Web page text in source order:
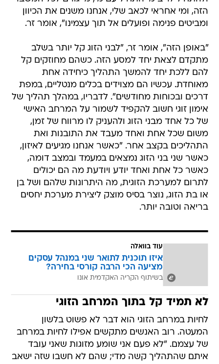
הזה, ומי אחראי לכאב שלי, אנחנו משנים את הכיוון
ומביטים פנימה ופועלים אל תוך עצמינו", אומר זר.
"באופן הזה", אומר זר, "לבני הזוג קל יותר בשלב
מתקדם לצאת יחד למסע הזה. כשהם מחוזקים קל
להם ללכת יחד להמשך התהליך כיחידה אחת
מאוחדת. עכשיו הם מצוידים בכלים מנטליים, במפת
דרכים ובכוחות מחודשים". לדבריו, במהלך תהליך של
אימון זוגי חשוב להקפיד לשמור על המרחב האישי
של כל אחד מבני הזוג ולהעניק לו מרווח של זמן,
משום שכל אחת ואחד מעבד את התובנות ואת
התהליכים בקצב אחר. "כאשר אנחנו מגיעים לאיזון,
כאשר שני בני הזוג נמצאים במעמד ובמצב דומה,
כאשר כל אחת ואחד יודע ויודעת מה הם יכולים
לתרום למערכת הזוגית, מה היתרונות שלהם ושל בן
או בת הזוג, נוצר בסיס מוצק ליצירת מערכת יחסים
בריאה וטובה יותר.
עוד בוואלה
איזו תוכנית לתואר שני במנהל עסקים
מציעה הכי הרבה קורסי בחירה?
בשיתוף הקריה האקדמית אונו
לא תמיד קל בתוך המרחב הזוגי
לחיות במרחב הזוגי הוא דבר לא פשוט בלשון
המעטה. רוב האנשים מתקשים אפילו לחיות במרחב
של עצמם. "לא פעם אני שומע מזוגות שאני עובד
איתם שהתהליך קשה מדי; שהם לא חשבו שזה ישאב